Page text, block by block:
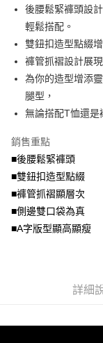
法說明評估內容。
【繳款方式說明】
1.分期款項不併入電
醒簡訊。
2.透過簡訊連結打開帳
帳／街口支付／iPASS
【注意事項】
1.本服務係由「台灣大
買賣價金債權讓與本公
資料（包含姓名、電
由本公司與您本人進行
3.完整用戶服務條款，
２．便利：只要手機
３．安心：先確認商品
【「AFTEE先享後付
１．於結帳方式選擇
２．訂單成立數日內
３．收到繳費通知簡
ATM／網路銀行／等
※ 請注意：結帳手續
後付繳納相關費用。
※ 交易是否成功請以「
是否繳費成功／繳費後
客戶支援中心」https://
【注意事項】
易，需依本服務之必要
３．未成年的使用者
「AFTEE先享後付」
全家取貨付款
每筆NT$70，滿
付款後全家取貨
7-11取貨付款
付款後7-11取貨
每筆NT$70，滿
宅配
後腰鬆緊褲頭設
輕鬆搭配。
雙鈕扣造型點綴
褲管抓褶設計展
為你的造型增添
腿型，
無論搭配T恤還是
銷售重點
■後腰鬆緊褲頭
■雙鈕扣造型點綴
■褲管抓褶顯層次
■側邊雙口袋為真
■A字版型顯高顯瘦
詳細